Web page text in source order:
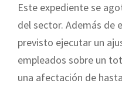
Este expediente se
del sector. Además de
previsto ejecutar un
empleados sobre un
una afectación de